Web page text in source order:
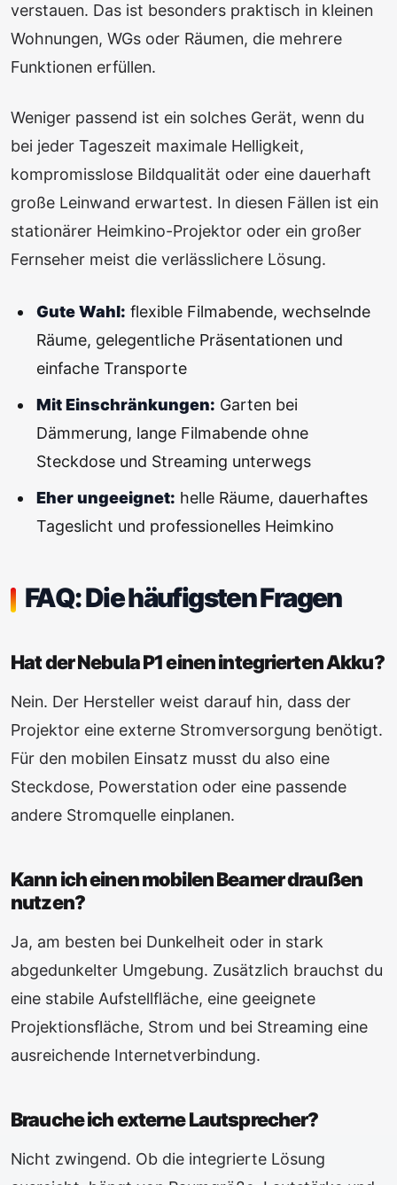
verstauen. Das ist besonders praktisch in kleinen
Wohnungen, WGs oder Räumen, die mehrere
Funktionen erfüllen.
Weniger passend ist ein solches Gerät, wenn du
bei jeder Tageszeit maximale Helligkeit,
kompromisslose Bildqualität oder eine dauerhaft
große Leinwand erwartest. In diesen Fällen ist ein
stationärer Heimkino-Projektor oder ein großer
Fernseher meist die verlässlichere Lösung.
Gute Wahl: flexible Filmabende, wechselnde
Räume, gelegentliche Präsentationen und
einfache Transporte
Mit Einschränkungen: Garten bei
Dämmerung, lange Filmabende ohne
Steckdose und Streaming unterwegs
Eher ungeeignet: helle Räume, dauerhaftes
Tageslicht und professionelles Heimkino
FAQ: Die häufigsten Fragen
Hat der Nebula P1 einen integrierten Akku?
Nein. Der Hersteller weist darauf hin, dass der
Projektor eine externe Stromversorgung benötigt.
Für den mobilen Einsatz musst du also eine
Steckdose, Powerstation oder eine passende
andere Stromquelle einplanen.
Kann ich einen mobilen Beamer draußen
nutzen?
Ja, am besten bei Dunkelheit oder in stark
abgedunkelter Umgebung. Zusätzlich brauchst du
eine stabile Aufstellfläche, eine geeignete
Projektionsfläche, Strom und bei Streaming eine
ausreichende Internetverbindung.
Brauche ich externe Lautsprecher?
Nicht zwingend. Ob die integrierte Lösung